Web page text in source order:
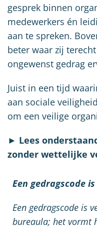
gesprek binnen
medewerkers én
aan te spreken.
beter waar zij
ongewenst gedrag
Juist in een tijd
aan sociale
om een veilige
► Lees
zonder wettelijke
Een gedragscode
Een gedragscode is
bureaula; het vormt